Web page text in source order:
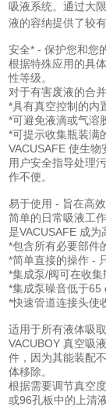
吸液系统。通过大
液的容纳提供了较有
安全* - 保护您和您
根据特殊应用的具
性等级。
对于有害废液的合
*具有真空控制的内
*可避免液滴或气溶
*可提示收集瓶装满
VACUSAFE 使生
用户安全指导处理
作不便。
易于使用 - 旨在高
简单的日常吸液工
是VACUSAFE 成为
*包含所有必要部件
*简单直接的操作 -
*集成泵/阀可在收
*集成泵噪音低于65
*快速管道连接头使
适用于所有液体吸
VACUBOY 真空吸
件，因为其能装配
体移除。
根据需要调节真空度
或96孔板中的上清